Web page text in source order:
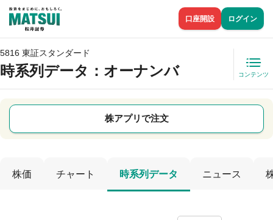
口座開設 ログイン
5816 東証スタンダード
時系列データ ：オーナンバ コンテンツ
株アプリで注文
株価 チャート 時系列データ ニュース